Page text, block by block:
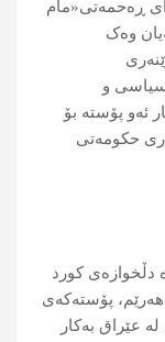
ڕەحمەتی«مام
وەک
سیاسی و
ئەو پۆستە بۆ
حکومەتی
دڵخوازەی کورد
ھەرێم، پۆستەکەی
عێراق بەکار